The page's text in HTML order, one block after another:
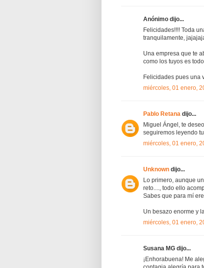
Anónimo dijo...
Felicidades!!!! Toda
tranquilamente,
Una empresa que te
como los tuyos es
Felicidades pues una
miércoles, 01 enero,
Pablo Retana dijo...
Miguel Ángel, te
seguiremos leyendo
miércoles, 01 enero,
Unknown dijo...
Lo primero, aunque
reto...., todo ello
Sabes que para mí
Un besazo enorme y
miércoles, 01 enero,
Susana MG dijo...
¡Enhorabuena! Me